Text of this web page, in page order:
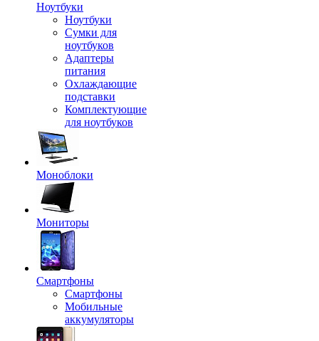
Ноутбуки
Ноутбуки
Сумки для
ноутбуков
Адаптеры
питания
Охлаждающие
подставки
Комплектующие
для ноутбуков
Моноблоки
Мониторы
Смартфоны
Смартфоны
Мобильные
аккумуляторы